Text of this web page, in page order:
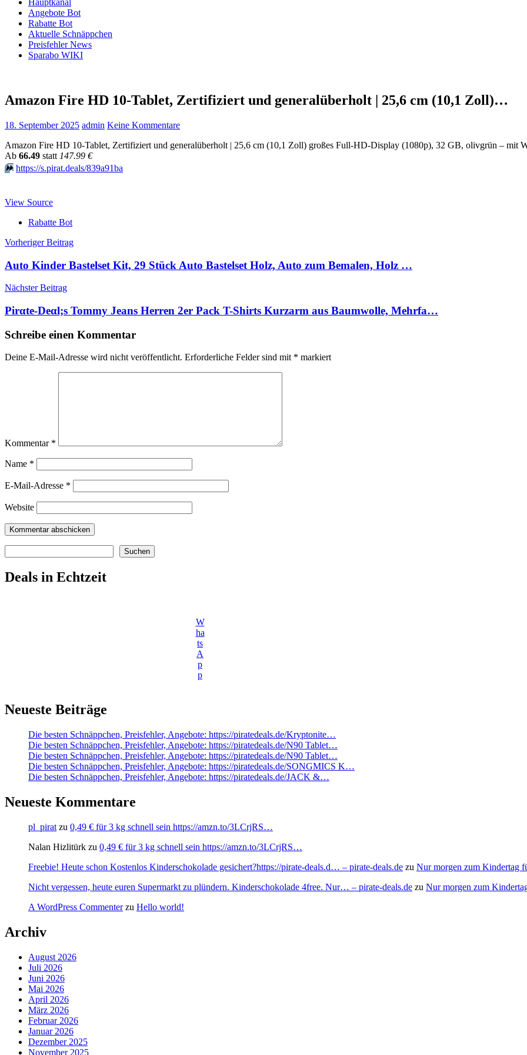
Hauptkanal
Angebote Bot
Rabatte Bot
Aktuelle Schnäppchen
Preisfehler News
Sparabo WIKI
Amazon Fire HD 10-Tablet, Zertifiziert und generalüberholt | 25,6 cm (10,1 Zoll)…
18. September 2025 admin Keine Kommentare
Amazon Fire HD 10-Tablet, Zertifiziert und generalüberholt | 25,6 cm (10,1 Zoll) großes Full-HD-Display (1080p), 32 GB, olivgrün – mit
Аb 66.49 statt 147.99 €
⏩️ https://s.pirat.deals/839a91ba
View Source
Rabatte Bot
Beitragsnavigation
Vorheriger Beitrag
Auto Kinder Bastelset Kit, 29 Stück Auto Bastelset Holz, Auto zum Bemalen, Holz …
Nächster Beitrag
Pirαtе-Dеαl;s Tommy Jeans Herren 2er Pack T-Shirts Kurzarm aus Baumwolle, Mehrfa…
Schreibe einen Kommentar
Deine E-Mail-Adresse wird nicht veröffentlicht. Erforderliche Felder sind mit * markiert
Kommentar *
Name *
E-Mail-Adresse *
Website
Suchen
Deals in Echtzeit
W
ha
ts
A
p
p
Neueste Beiträge
Die besten Schnäppchen, Preisfehler, Angebote: https://piratedeals.de/Kryptonite…
Die besten Schnäppchen, Preisfehler, Angebote: https://piratedeals.de/N90 Tablet…
Die besten Schnäppchen, Preisfehler, Angebote: https://piratedeals.de/N90 Tablet…
Die besten Schnäppchen, Preisfehler, Angebote: https://piratedeals.de/SONGMICS K…
Die besten Schnäppchen, Preisfehler, Angebote: https://piratedeals.de/JACK &…
Neueste Kommentare
pl_pirat zu 0,49 € für 3 kg schnell sein https://amzn.to/3LCrjRS…
Nalan Hizlitürk zu 0,49 € für 3 kg schnell sein https://amzn.to/3LCrjRS…
Freebie! Heute schon Kostenlos Kinderschokolade gesichert?https://pirate-deals.d… – pirate-deals.de zu Nur morgen zum Kindertag
Nicht vergessen, heute euren Supermarkt zu plündern. Kinderschokolade 4free. Nur… – pirate-deals.de zu Nur morgen zum
A WordPress Commenterzu Hello world!
Archiv
August 2026
Juli 2026
Juni 2026
Mai 2026
April 2026
März 2026
Februar 2026
Januar 2026
Dezember 2025
November 2025